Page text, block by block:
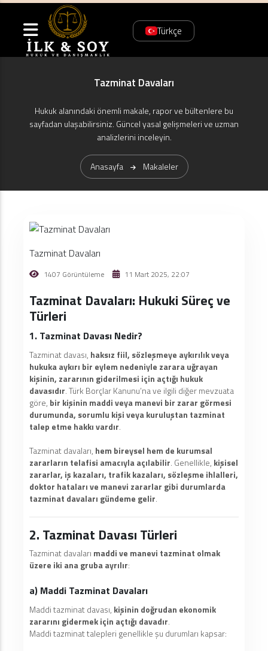
Türkçe
Tazminat Davaları
Hukuk alanındaki önemli makale, rapor ve bültenlere bu
sayfadan ulaşabilirsiniz. Güncel yasal gelişmeleri ve uzman
analizlerini inceleyin.
Anasayfa Makaleler
Tazminat Davaları
1407 Görüntüleme 11 Mart 2025, 22:07
Tazminat Davaları: Hukuki Süreç ve
Türleri
1. Tazminat Davası Nedir?
Tazminat davası, haksız fiil, sözleşmeye aykırılık veya
hukuka aykırı bir eylem nedeniyle zarara uğrayan
kişinin, zararının giderilmesi için açtığı hukuk
davasıdır. Türk Borçlar Kanunu’na ve ilgili diğer mevzuata
göre, bir kişinin maddi veya manevi bir zarar görmesi
durumunda, sorumlu kişi veya kuruluştan tazminat
talep etme hakkı vardır.
Tazminat davaları, hem bireysel hem de kurumsal
zararların telafisi amacıyla açılabilir. Genellikle, kişisel
zararlar, iş kazaları, trafik kazaları, sözleşme ihlalleri,
doktor hataları ve manevi zararlar gibi durumlarda
tazminat davaları gündeme gelir.
2. Tazminat Davası Türleri
Tazminat davaları maddi ve manevi tazminat olmak
üzere iki ana gruba ayrılır:
a) Maddi Tazminat Davaları
Maddi tazminat davası, kişinin doğrudan ekonomik
zararını gidermek için açtığı davadır.
Maddi tazminat talepleri genellikle şu durumları kapsar: